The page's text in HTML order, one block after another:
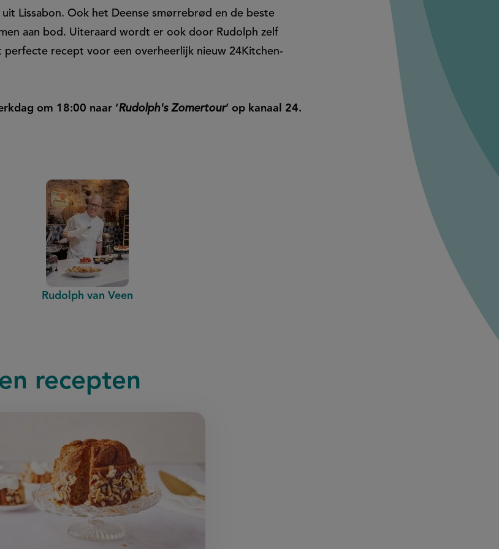
Lissabon. Ook het Deense smørrebrød en de beste
aan bod. Uiteraard wordt er ook door Rudolph zelf
perfecte recept voor een overheerlijk nieuw 24Kitchen-
om 18:00 naar ‘Rudolph's Zomertour’ op kanaal 24.
Rudolph van Veen
recepten